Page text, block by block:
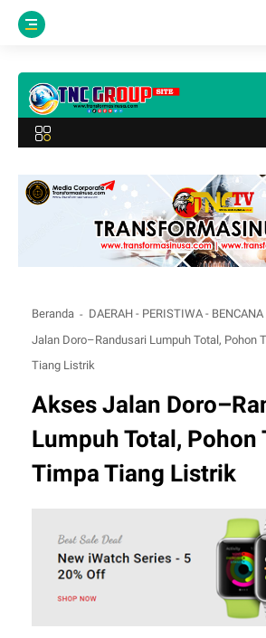
Beranda DAERAH - PERISTIWA -
Jalan Doro–Randusari Lumpuh Total, Pohon
Tiang Listrik
Akses Jalan
Lumpuh Total, Pohon
Timpa Tiang Listrik